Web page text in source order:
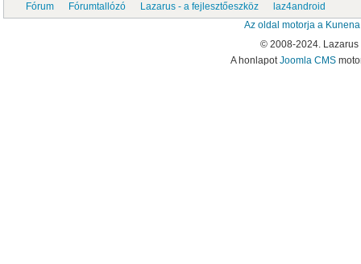
Fórum Fórumtallózó Lazarus - a fejlesztőeszköz
laz4android
Az oldal motorja a
© 2008-2024.
A honlapotJoomla CMS